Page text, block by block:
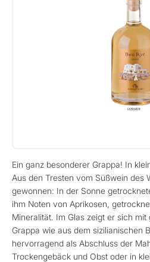
Ein ganz besonderer Grappa! In
Aus den Tresten vom Süßwein des
gewonnen: In der Sonne
ihm Noten von Aprikosen,
Mineralität. Im Glas zeigt er sich mit
Grappa wie aus dem sizilianischen
hervorragend als Abschluss der
Trockengebäck und Obst oder in